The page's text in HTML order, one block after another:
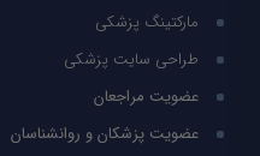
مارکتینگ پزشکی
طراحی سایت پزشکی
عضویت مراجعان
عضویت پزشکان و روانشناسان